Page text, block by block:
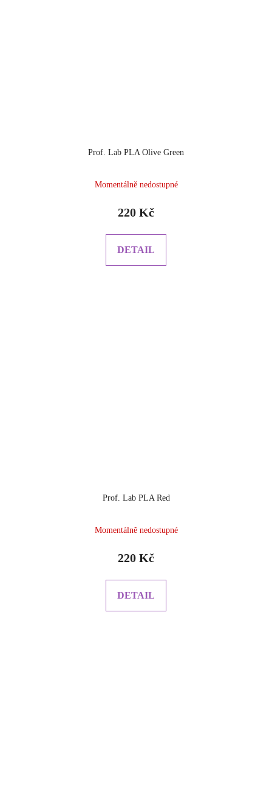
Prof. Lab PLA Olive Green
Momentálně nedostupné
220 Kč
DETAIL
Prof. Lab PLA Red
Momentálně nedostupné
220 Kč
DETAIL